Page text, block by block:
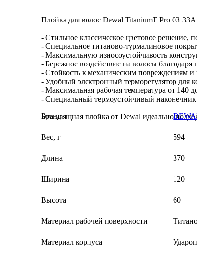
Плойка для волос Dewal TitaniumT Pro 03-
- Стильное классическое цветовое решение,
- Специальное титаново-турмалиновое
- Максимальную износоустойчивость
- Бережное воздействие на волосы
- Стойкость к механическим повреждениям и
- Удобный электронный терморегулятор для
- Максимальная рабочая температура от 140
- Специальный термоустойчивый наконечник
Эта изящная плойка от Dewal идеально
Бренд
Вес, г 594
Длина 370
Ширина 120
Высота 60
Материал рабочей поверхности
Материал корпуса